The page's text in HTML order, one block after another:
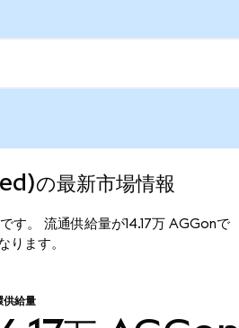
の最新市場情報
す。 流通供給量が14.17万 AGGonで
ります。
供給量